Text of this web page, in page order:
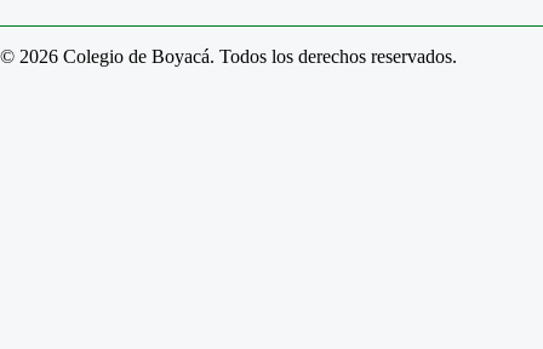
© 2026 Colegio de Boyacá. Todos los derechos reservados.